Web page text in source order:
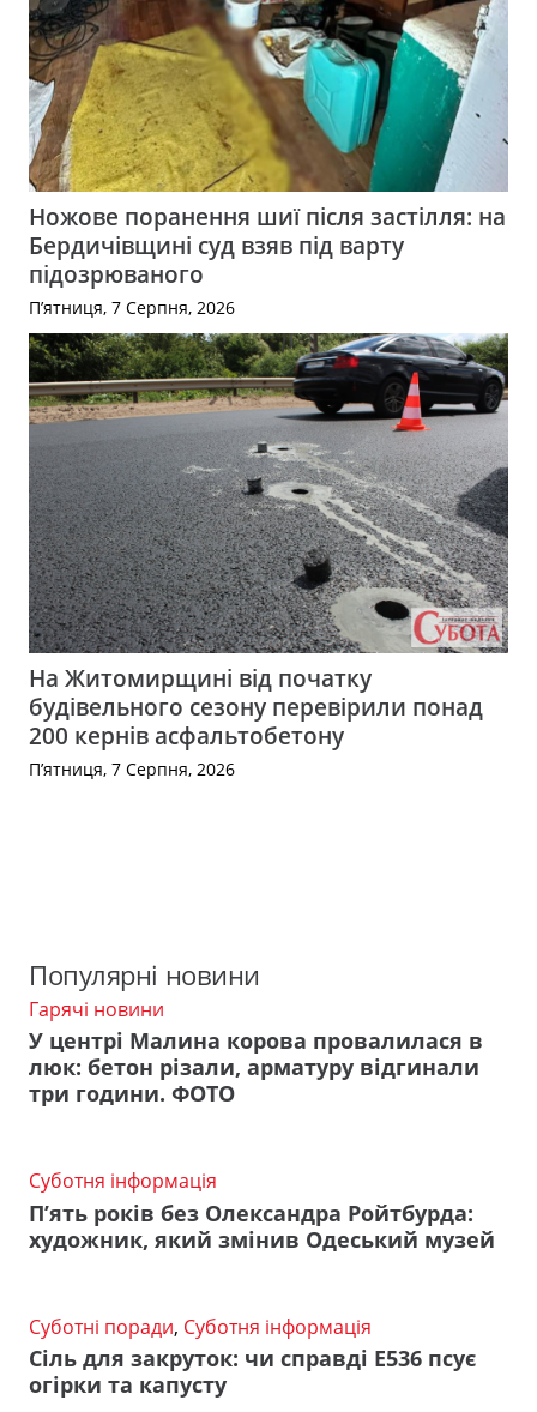
Ножове поранення шиї після застілля: на
Бердичівщині суд взяв під варту
підозрюваного
П’ятниця, 7 Серпня, 2026
На Житомирщині від початку
будівельного сезону перевірили понад
200 кернів асфальтобетону
П’ятниця, 7 Серпня, 2026
Популярні новини
Гарячі новини
У центрі Малина корова провалилася в
люк: бетон різали, арматуру відгинали
три години. ФОТО
Суботня інформація
П’ять років без Олександра Ройтбурда:
художник, який змінив Одеський музей
Суботні поради, Суботня інформація
Сіль для закруток: чи справді Е536 псує
огірки та капусту